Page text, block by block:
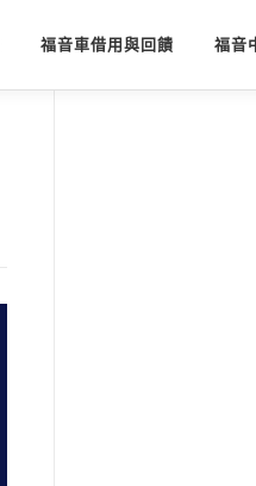
福音車借用與回饋 福音